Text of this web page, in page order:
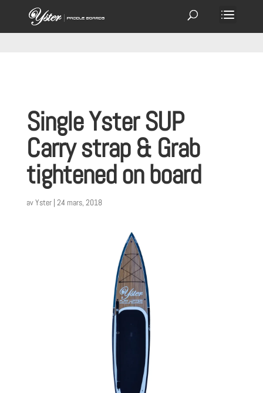
Single Yster SUP
Carry strap & Grab
tightened on board
avYster| 24 mars, 2018